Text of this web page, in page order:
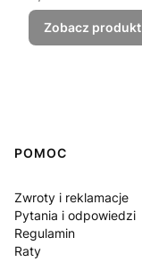
Zobacz produkt
Linki w stopce
POMOC
Zwroty i reklamacje
Pytania i odpowiedzi
Regulamin
Raty